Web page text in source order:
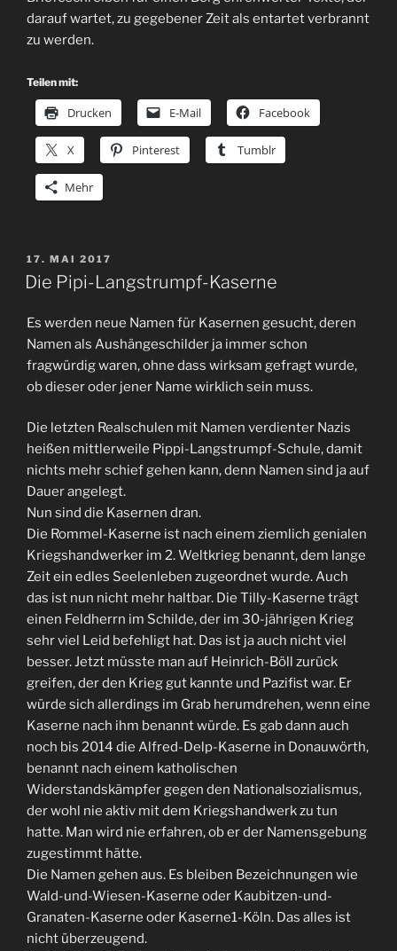
darauf wartet, zu gegebener Zeit als entartet verbrannt
zu werden.
Teilen mit:
Drucken E-Mail Facebook
X Pinterest Tumblr
Mehr
VERÖFFENTLICHT
AM
17. MAI 2017
Die Pipi-Langstrumpf-Kaserne
Es werden neue Namen für Kasernen gesucht, deren
Namen als Aushängeschilder ja immer schon
fragwürdig waren, ohne dass wirksam gefragt wurde,
ob dieser oder jener Name wirklich sein muss.
Die letzten Realschulen mit Namen verdienter Nazis
heißen mittlerweile Pippi-Langstrumpf-Schule, damit
nichts mehr schief gehen kann, denn Namen sind ja auf
Dauer angelegt.
Nun sind die Kasernen dran.
Die Rommel-Kaserne ist nach einem ziemlich genialen
Kriegshandwerker im 2. Weltkrieg benannt, dem lange
Zeit ein edles Seelenleben zugeordnet wurde. Auch
das ist nun nicht mehr haltbar. Die Tilly-Kaserne trägt
einen Feldherrn im Schilde, der im 30-jährigen Krieg
sehr viel Leid befehligt hat. Das ist ja auch nicht viel
besser. Jetzt müsste man auf Heinrich-Böll zurück
greifen, der den Krieg gut kannte und Pazifist war. Er
würde sich allerdings im Grab herumdrehen, wenn eine
Kaserne nach ihm benannt würde. Es gab dann auch
noch bis 2014 die Alfred-Delp-Kaserne in Donauwörth,
benannt nach einem katholischen
Widerstandskämpfer gegen den Nationalsozialismus,
der wohl nie aktiv mit dem Kriegshandwerk zu tun
hatte. Man wird nie erfahren, ob er der Namensgebung
zugestimmt hätte.
Die Namen gehen aus. Es bleiben Bezeichnungen wie
Wald-und-Wiesen-Kaserne oder Kaubitzen-und-
Granaten-Kaserne oder Kaserne1-Köln. Das alles ist
nicht überzeugend.